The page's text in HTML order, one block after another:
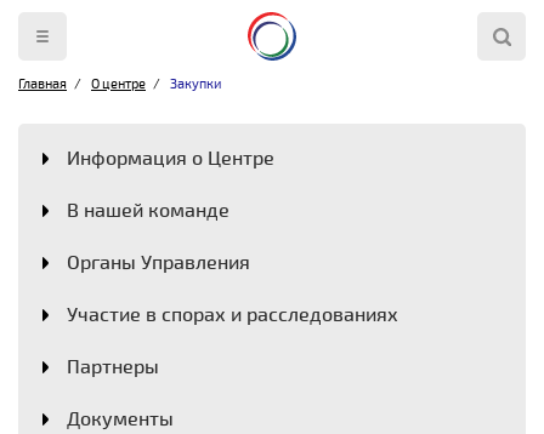
Главная О центре Закупки
Информация о Центре
В нашей команде
Органы Управления
Участие в спорах и расследованиях
Партнеры
Документы